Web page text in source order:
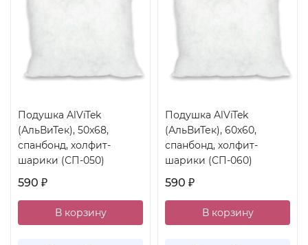
Подушка AlViTek
(АльВиТек), 50x68,
спанбонд, холфит-
шарики (СП-050)
590 ₽
В корзину
Подушка AlViTek
(АльВиТек), 60x60,
спанбонд, холфит-
шарики (СП-060)
590 ₽
В корзину